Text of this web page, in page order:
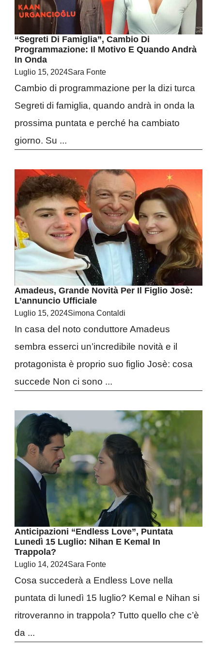
“Segreti Di Famiglia”, Cambio Di
Programmazione: Il Motivo E Quando Andrà
In Onda
Luglio 15, 2024Sara Fonte
Cambio di programmazione per la dizi turca
Segreti di famiglia, quando andrà in onda la
prossima puntata e perché ha cambiato
giorno. Su ...
Amadeus, Grande Novità Per Il Figlio Josè:
L’annuncio Ufficiale
Luglio 15, 2024Simona Contaldi
In casa del noto conduttore Amadeus
sembra esserci un’incredibile novità e il
protagonista è proprio suo figlio Josè: cosa
succede Non ci sono ...
Anticipazioni “Endless Love”, Puntata
Lunedì 15 Luglio: Nihan E Kemal In
Trappola?
Luglio 14, 2024Sara Fonte
Cosa succederà a Endless Love nella
puntata di lunedì 15 luglio? Kemal e Nihan si
ritroveranno in trappola? Tutto quello che c’è
da ...